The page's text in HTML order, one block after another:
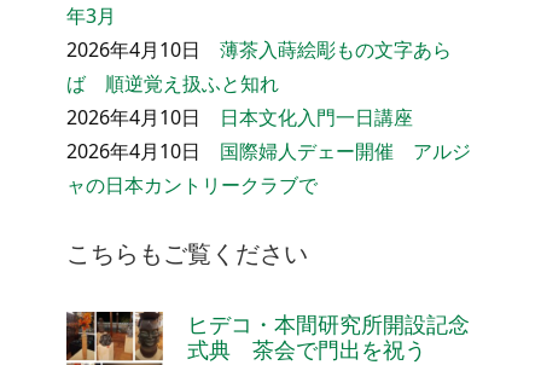
年3月
2026年4月10日 薄茶入蒔絵彫もの文字あら
ば 順逆覚え扱ふと知れ
2026年4月10日 日本文化入門一日講座
2026年4月10日 国際婦人デェー開催 アルジ
ャの日本カントリークラブで
こちらもご覧ください
ヒデコ・本間研究所開設記念
式典 茶会で門出を祝う